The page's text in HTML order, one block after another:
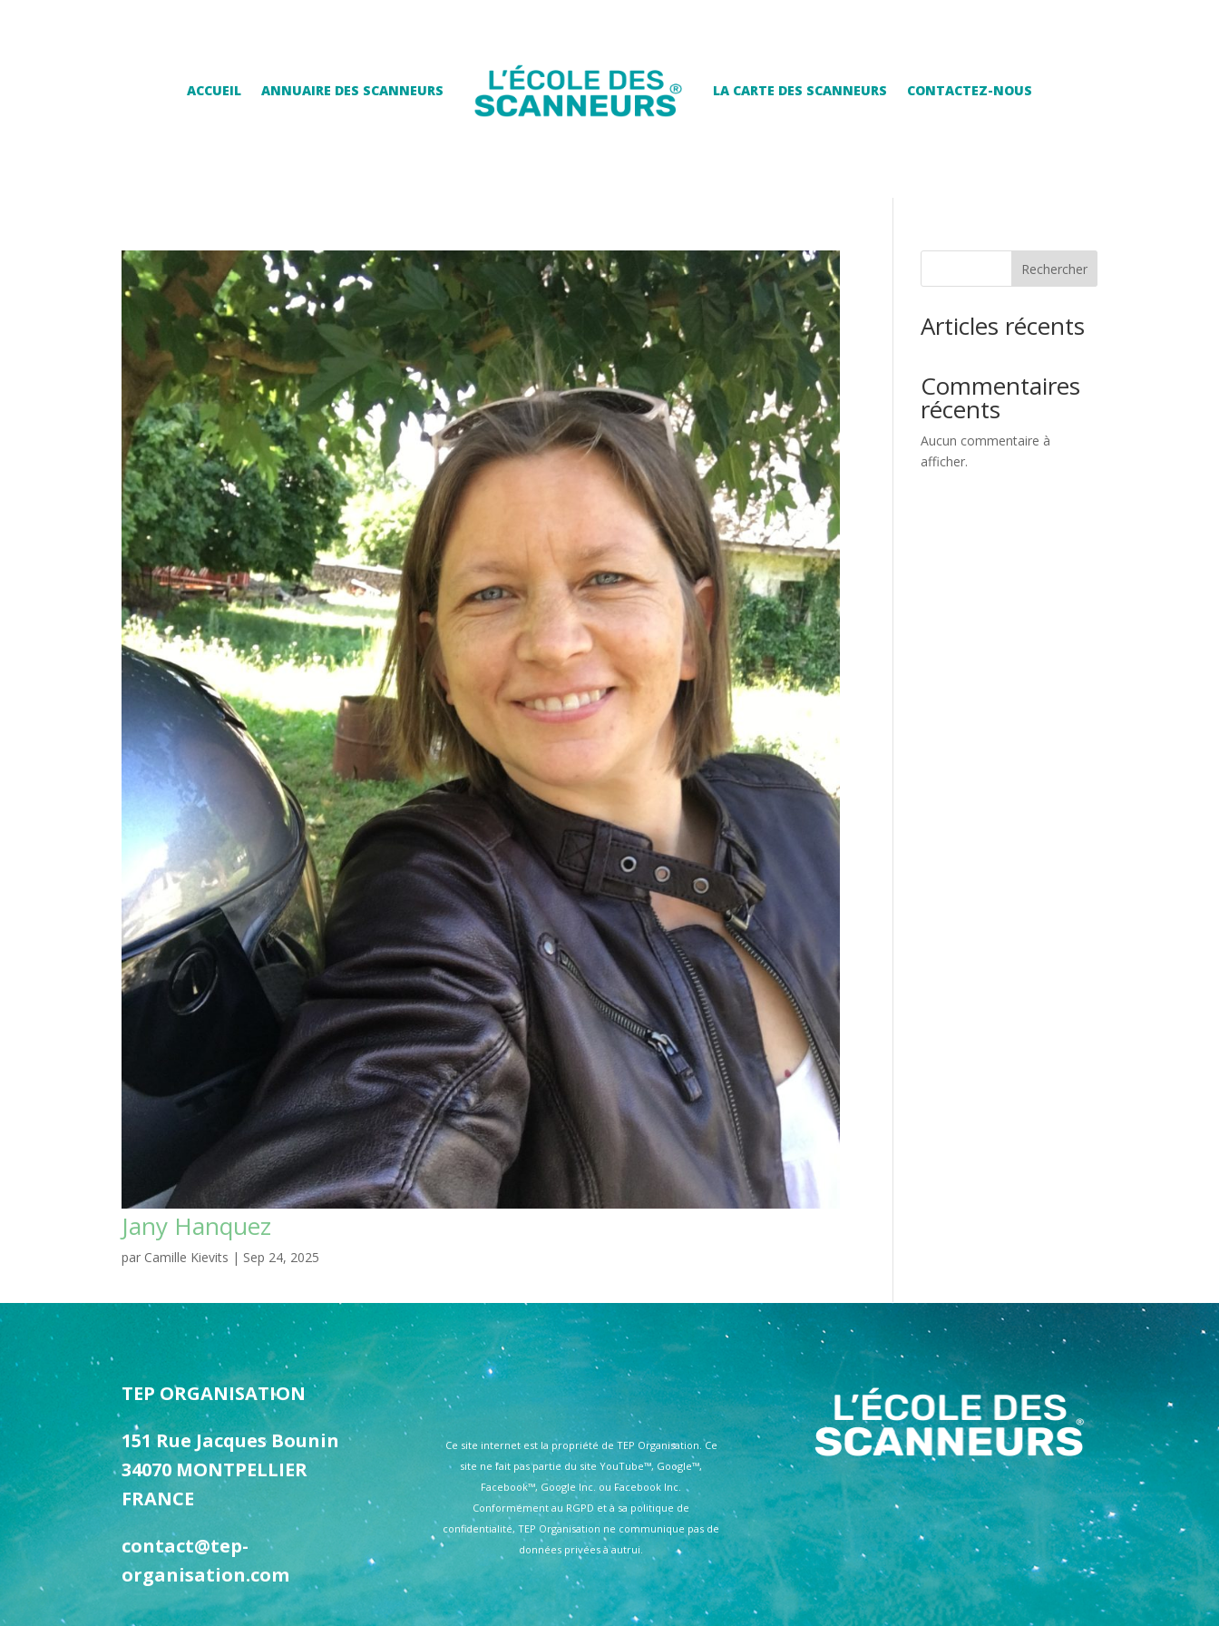
ACCUEIL ANNUAIRE DES SCANNEURS LA CARTE DES SCANNEURS CONTACTEZ-NOUS
Jany Hanquez
par Camille Kievits | Sep 24, 2025
Rechercher
Articles récents
Commentaires
récents
Aucun commentaire à
afficher.
TEP ORGANISATION
151 Rue Jacques Bounin
34070 MONTPELLIER
FRANCE
contact@tep-
organisation.com
Ce site internet est la propriété de TEP Organisation. Ce
site ne fait pas partie du site YouTube™, Google™,
Facebook™, Google Inc. ou Facebook Inc.
Conformément au RGPD et à sa politique de
confidentialité, TEP Organisation ne communique pas de
données privées à autrui.